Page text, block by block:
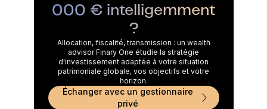
000 € intelligemment
?
Allocation, fiscalité, transmission : un wealth
advisor Finary One étudie la stratégie
d'investissement adaptée à votre situation
patrimoniale globale, vos objectifs et votre
horizon.
Échanger avec un gestionnaire
privé